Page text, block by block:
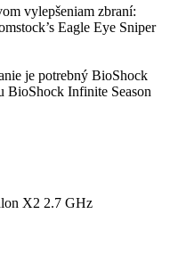
vylepšeniam zbraní:
Eagle Eye Sniper
je potrebný BioShock
BioShock Infinite Season
X2 2.7 GHz